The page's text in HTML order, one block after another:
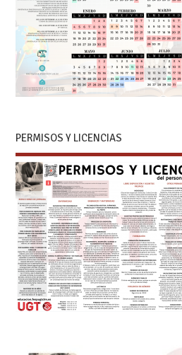
PERMISOS Y LICENCIAS